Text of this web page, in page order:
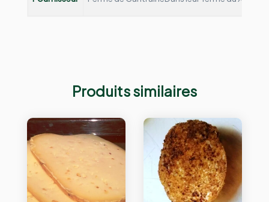
Produits similaires